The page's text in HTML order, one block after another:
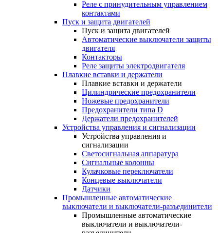
Реле с принудительным управлением
контактами
Пуск и защита двигателей
Пуск и защита двигателей
Автоматические выключатели защиты
двигателя
Контакторы
Реле защиты электродвигателя
Плавкие вставки и держатели
Плавкие вставки и держатели
Цилиндрические предохранители
Ножевые предохранители
Предохранители типа D
Держатели предохранителей
Устройства управления и сигнализации
Устройства управления и
сигнализации
Светосигнальная аппаратура
Сигнальные колонны
Кулачковые переключатели
Концевые выключатели
Датчики
Промышленные автоматические
выключатели и выключатели-разъединители
Промышленные автоматические
выключатели и выключатели-